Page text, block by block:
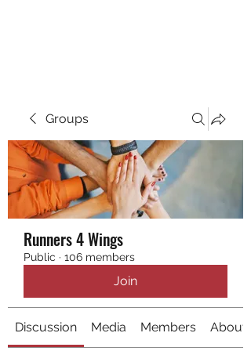
Groups
Runners 4 Wings
Public · 106 members
Join
Discussion Media Members About